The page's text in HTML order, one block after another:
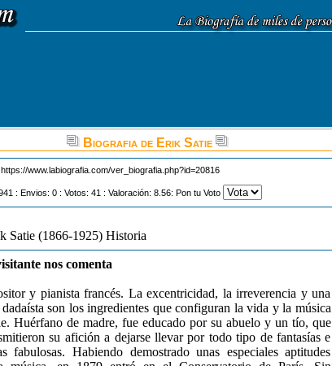
Biografia de Erik Satie
https://www.labiografia.com/ver_biografia.php?id=20816
: Envios: 0 : Votos: 41 : Valoración: 8.56: Pon tu Voto
Satie (1866-1925) Historia
nos comenta
y pianista francés. La excentricidad, la irreverencia y una
son los ingredientes que configuran la vida y la música
Huérfano de madre, fue educado por su abuelo y un tío, que
su afición a dejarse llevar por todo tipo de fantasías e
fabulosas. Habiendo demostrado unas especiales aptitudes